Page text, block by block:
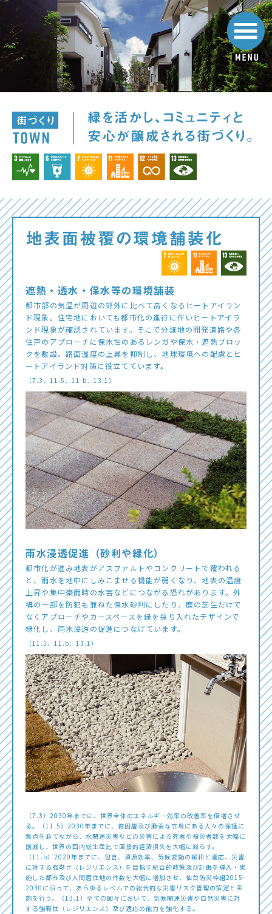
遮熱・透水・保水等の環境舗装
都市部の気温が周辺の郊外に比べて高くなるヒートアイラン
ド現象。住宅地においても都市化の進行に伴いヒートアイラ
ンド現象が確認されています。そこで分譲地の開発道路や各
住戸のアプローチに保水性のあるレンガや保水・遮熱ブロッ
クを敷設。路面温度の上昇を抑制し、地球環境への配慮とヒ
ートアイランド対策に役立てています。
（7.3、11.5、11.b、13.1）
雨水浸透促進（砂利や緑化）
都市化が進み地表がアスファルトやコンクリートで覆われる
と、雨水を地中にしみこませる機能が弱くなり、地表の温度
上昇や集中豪雨時の水害などにつながる恐れがあります。外
構の一部を防犯も兼ねた保水砂利にしたり、庭の芝生だけで
なくアプローチやカースペースを緑を採り入れたデザインで
緑化し、雨水浸透の促進につなげています。
（11.5、11.b、13.1）
（7.3）2030年までに、世界全体のエネルギー効率の改善率を倍増させ
る。（11.5）2030年までに、貧困層及び脆弱な立場にある人々の保護に
焦点をあてながら、水関連災害などの災害による死者や被災者数を大幅に
削減し、世界の国内総生産比で直接的経済損失を大幅に減らす。
（11.b）2020年までに、包含、資源効率、気候変動の緩和と適応、災害
に対する強靱さ（レジリエンス）を目指す総合的政策及び計画を導入・実
施した都市及び人間居住地の件数を大幅に増加させ、仙台防災枠組2015-
2030に沿って、あらゆるレベルでの総合的な災害リスク管理の策定と実
施を行う。（13.1）全ての国々において、気候関連災害や自然災害に対
する強靱性（レジリエンス）及び適応の能力を強化する。